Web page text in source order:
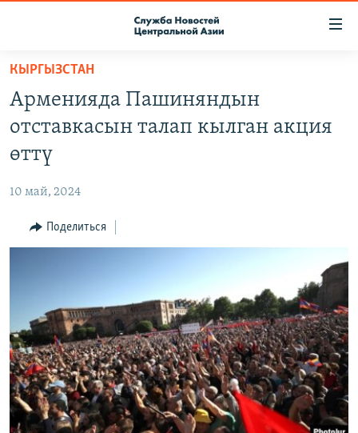
Вернуться
основному
содержанию
главной
Вернутся
ПОДПИСКА
НАСТОЯЩЕЕ ВРЕМЯ
МИГРАНТ МЕДИА
КЫРГЫЗСТАН
Арменияда Пашиняндын
отставкасын талап кылган акция
өттү
10 май, 2024
Поделиться